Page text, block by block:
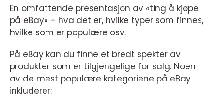
En omfattende presentasjon av «ting å kjøpe
på eBay» – hva det er, hvilke typer som finnes,
hvilke som er populære osv.
På eBay kan du finne et bredt spekter av
produkter som er tilgjengelige for salg. Noen
av de mest populære kategoriene på eBay
inkluderer: